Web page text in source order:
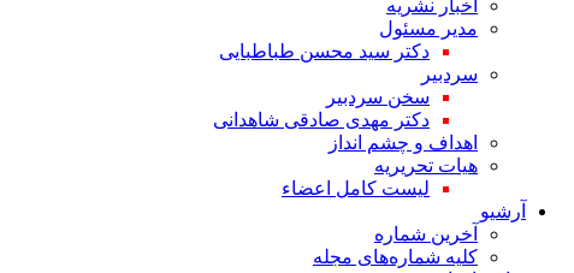
اخبار نشریه
مدیر مسئول
دکتر سید محسن طباطبایی
سردبیر
سخن سردبیر
دکتر مهدی صادقی شاهدانی
اهداف و چشم انداز
هیات تحریریه
لیست کامل اعضاء
آرشیو
آخرین شماره
کلیه شماره‌های مجله